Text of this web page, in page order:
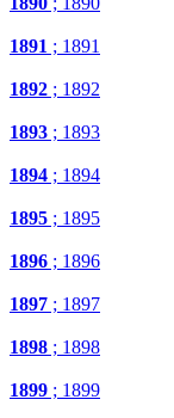
1891 ; 1891
1892 ; 1892
1893 ; 1893
1894 ; 1894
1895 ; 1895
1896 ; 1896
1897 ; 1897
1898 ; 1898
1899 ; 1899